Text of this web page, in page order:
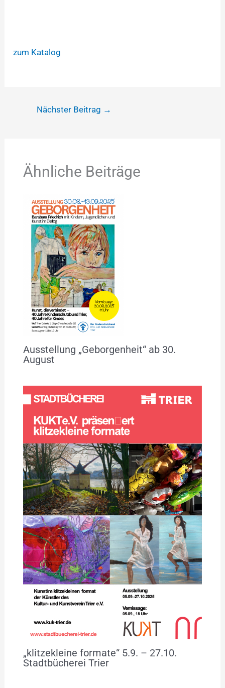
zum Katalog
Nächster Beitrag →
Ähnliche Beiträge
Ausstellung „Geborgenheit“ ab 30.
August
„klitzekleine formate“ 5.9. – 27.10.
Stadtbücherei Trier